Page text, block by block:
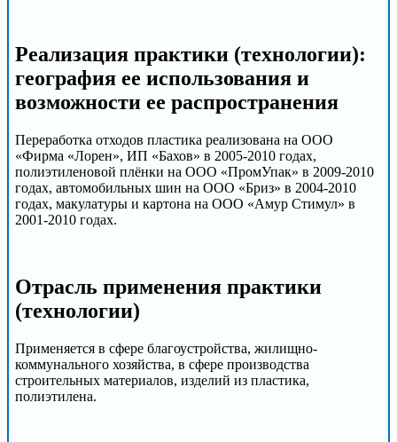
Реализация практики (технологии):
география ее использования и
возможности ее распространения
Переработка отходов пластика реализована на ООО
«Фирма «Лорен», ИП «Бахов» в 2005-2010 годах,
полиэтиленовой плёнки на ООО «ПромУпак» в 2009-2010
годах, автомобильных шин на ООО «Бриз» в 2004-2010
годах, макулатуры и картона на ООО «Амур Стимул» в
2001-2010 годах.
Отрасль применения практики
(технологии)
Применяется в сфере благоустройства, жилищно-
коммунального хозяйства, в сфере производства
строительных материалов, изделий из пластика,
полиэтилена.